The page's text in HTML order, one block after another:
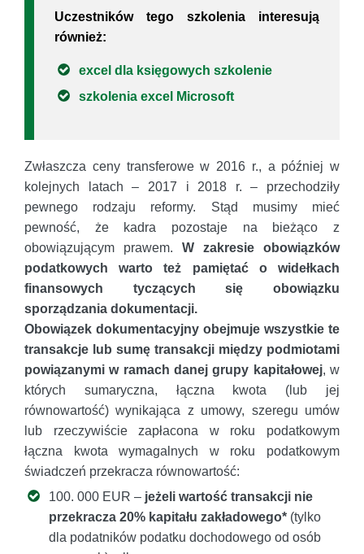
Uczestników tego szkolenia interesują
również:
excel dla księgowych szkolenie
szkolenia excel Microsoft
Zwłaszcza ceny transferowe w 2016 r., a później w
kolejnych latach – 2017 i 2018 r. – przechodziły
pewnego rodzaju reformy. Stąd musimy mieć
pewność, że kadra pozostaje na bieżąco z
obowiązującym prawem. W zakresie obowiązków
podatkowych warto też pamiętać o widełkach
finansowych tyczących się obowiązku
sporządzania dokumentacji.
Obowiązek dokumentacyjny obejmuje wszystkie te
transakcje lub sumę transakcji między podmiotami
powiązanymi w ramach danej grupy kapitałowej, w
których sumaryczna, łączna kwota (lub jej
równowartość) wynikająca z umowy, szeregu umów
lub rzeczywiście zapłacona w roku podatkowym
łączna kwota wymagalnych w roku podatkowym
świadczeń przekracza równowartość:
100. 000 EUR – jeżeli wartość transakcji nie
przekracza 20% kapitału zakładowego* (tylko
dla podatników podatku dochodowego od osób